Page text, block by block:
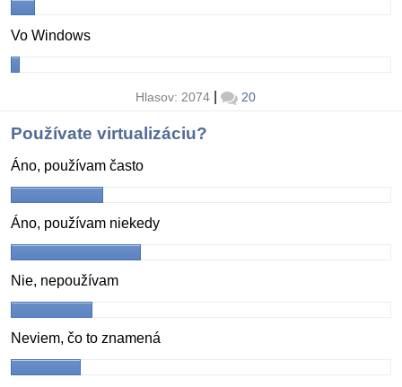
Vo Windows
Hlasov: 2074 | 20
Používate virtualizáciu?
Áno, používam často
Áno, používam niekedy
Nie, nepoužívam
Neviem, čo to znamená